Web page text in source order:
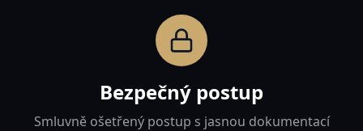
Bezpečný postup
Smluvně ošetřený postup s jasnou dokumentací